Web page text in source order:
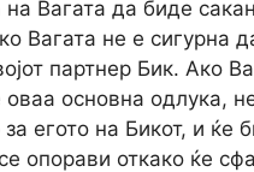
на Вагата да биде
Вагата не е сигурна
партнер Бик. Ако
основна одлука,
егото на Бикот, и ќе
опорави откако ќе